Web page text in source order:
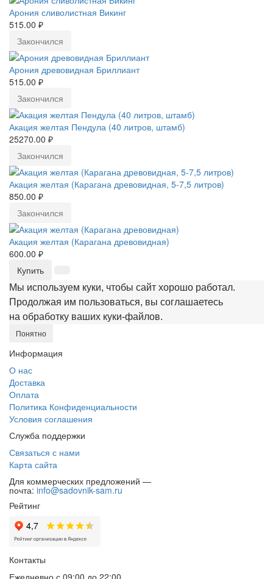
Арония сливолистная Викинг
515.00 ₽
Закончился
Арония древовидная Бриллиант
515.00 ₽
Закончился
Акация желтая Пендула (40 литров, штамб)
25270.00 ₽
Закончился
Акация желтая (Карагана древовидная, 5-7,5 литров)
850.00 ₽
Закончился
Акация желтая (Карагана древовидная)
600.00 ₽
Купить
Мы используем куки, чтобы сайт хорошо работал.
Продолжая им пользоваться, вы соглашаетесь
на обработку ваших куки‑файлов.
Понятно
Информация
О нас
Доставка
Оплата
Политика Конфиденциальности
Условия соглашения
Служба поддержки
Связаться с нами
Карта сайта
Для коммерческих предложений —
почта: info@sadovnik-sam.ru
Рейтинг
Контакты